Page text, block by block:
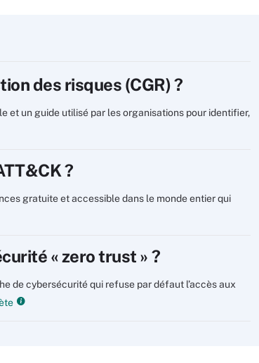
des risques (CGR) ?
et un guide utilisé par les organisations pour identifier,
?
gratuite et accessible dans le monde entier qui
« zero trust » ?
de cybersécurité qui refuse par défaut l’accès aux